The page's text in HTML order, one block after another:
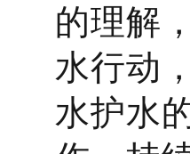
的理解
水行动
水护水